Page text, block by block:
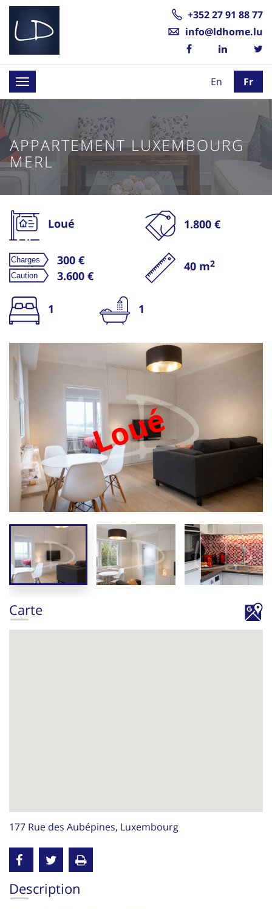
+352 27 91 88 77
info@ldhome.lu
Toggle
navigation
En Fr
APPARTEMENT LUXEMBOURG
MERL
Loué 1.800 €
300 €
3.600 €
40 m2
1 1
Loué
Carte
177 Rue des Aubépines, Luxembourg
Description